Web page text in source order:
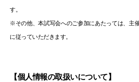
す。
※その他、本試写会へのご参加にあたっては、主
に従っていただきます。
【個人情報の取扱いについて】